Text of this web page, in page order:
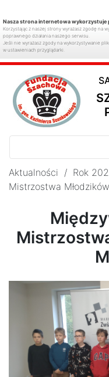
Nasza strona internetowa wykorzystuje
Korzystając z naszej strony wyrażasz zgodę na
poprawnego działania naszego serwisu.
Jeśli nie wyrażasz zgody na wykorzystywanie
w ustawieniach przyglądarki.
Aktualności / Rok
Mistrzostwa